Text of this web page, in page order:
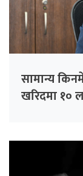
सामान्य
खरिदमा १०